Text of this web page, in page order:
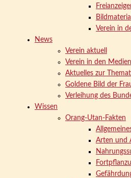
Bildmaterial
Verein in
News
Verein aktuell
Verein in den Medien
Aktuelles zur
Goldene Bild der
Verleihung des
Wissen
Orang-Utan-Fakten
Arten und